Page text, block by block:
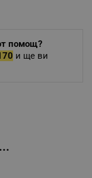
помощ?
и ще ви